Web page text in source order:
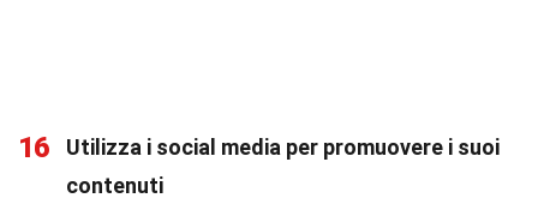
16
Utilizza i social media per promuovere i suoi
contenuti